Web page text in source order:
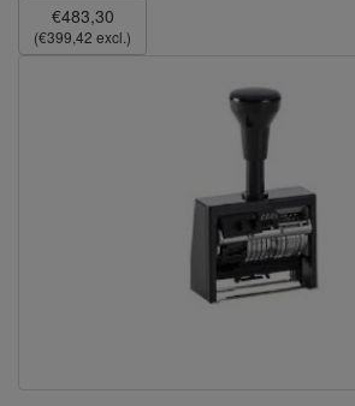
€483,30
(€399,42 excl.)